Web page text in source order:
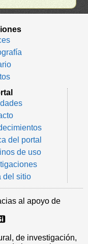
del portal
de uso
del sitio
al apoyo de
de investigación,